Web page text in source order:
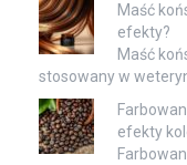
Maść
efekty?
Maść
stosowany w
efekty